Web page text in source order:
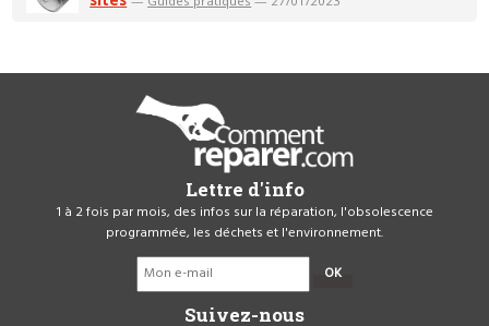
Lettre d'info
1 à 2 fois par mois, des infos sur la réparation, l'obsolescence
programmée, les déchets et l'environnement.
OK
Suivez-nous